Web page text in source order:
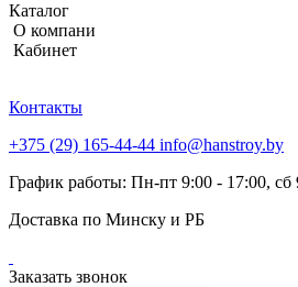
Каталог
О компани
Кабинет
Контакты
+375 (29) 165-44-44 info@hanstroy.by
График работы: Пн-пт 9:00 - 17:00, сб
Доставка по Минску и РБ
Заказать звонок